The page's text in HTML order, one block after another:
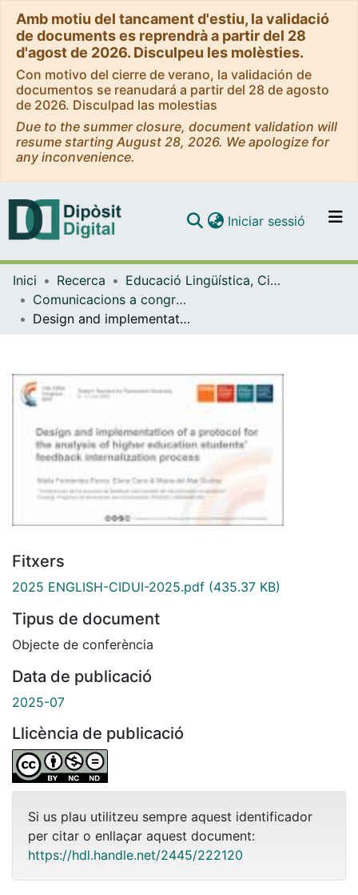
Amb motiu del tancament d'estiu, la validació
de documents es reprendrà a partir del 28
d'agost de 2026. Disculpeu les molèsties.
Con motivo del cierre de verano, la validación de
documentos se reanudará a partir del 28 de agosto
de 2026. Disculpad las molestias
Due to the summer closure, document validation will
resume starting August 28, 2026. We apologize for
any inconvenience.
Navega per tot el DD
Com publicar
Iniciar sessió (current)
Inici Recerca
Educació Lingüística, Científica i Matemàtica
Comunicacions a congressos (Educació Lingüística, Científica i Matemàtica)
Design and implementation of a protocol for the analysis of higher education students' feedback internalization process
Fitxers
2025 ENGLISH-CIDUI-2025.pdf (435.37 KB)
Tipus de document
Objecte de conferència
Data de publicació
2025-07
Llicència de publicació
Si us plau utilitzeu sempre aquest identificador
per citar o enllaçar aquest document:
https://hdl.handle.net/2445/222120